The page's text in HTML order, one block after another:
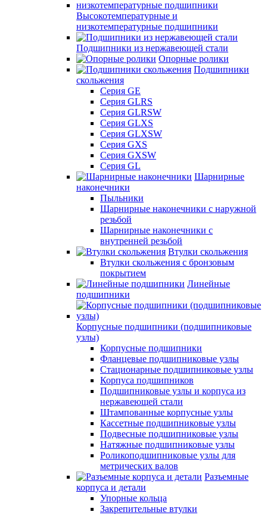
Высокотемпературные и
низкотемпературные подшипники
Подшипники из нержавеющей стали
Опорные ролики
Подшипники
скольжения
Серия GE
Серия GLRS
Серия GLRSW
Серия GLXS
Серия GLXSW
Серия GXS
Серия GXSW
Серия GL
Шарнирные
наконечники
Пыльники
Шарнирные наконечники с наружной
резьбой
Шарнирные наконечники с
внутренней резьбой
Втулки скольжения
Втулки скольжения с бронзовым
покрытием
Линейные
подшипники
Корпусные подшипники (подшипниковые
узлы)
Корпусные подшипники
Фланцевые подшипниковые узлы
Стационарные подшипниковые узлы
Корпуса подшипников
Подшипниковые узлы и корпуса из
нержавеющей стали
Штампованные корпусные узлы
Кассетные подшипниковые узлы
Подвесные подшипниковые узлы
Натяжные подшипниковые узлы
Роликоподшипниковые узлы для
метрических валов
Разъемные
корпуса и детали
Упорные кольца
Закрепительные втулки